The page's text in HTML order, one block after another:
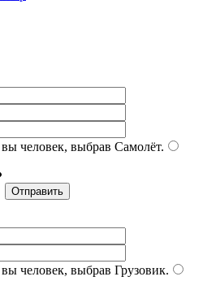
человек, выбрав Самолёт.
человек, выбрав Грузовик.